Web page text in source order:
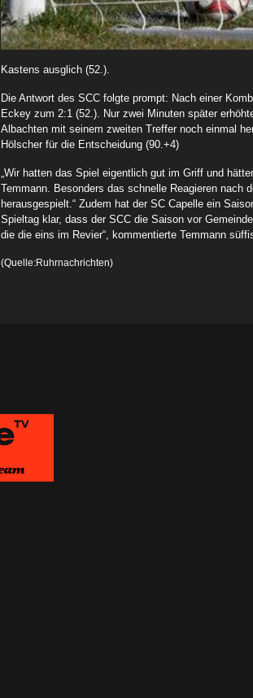
Kastens ausglich (52.).
Die Antwort des SCC folgte prompt: Nach einer
Eckey zum 2:1 (52.). Nur zwei Minuten später
Albachten mit seinem zweiten Treffer noch einmal
Hölscher für die Entscheidung (90.+4)
„Wir hatten das Spiel eigentlich gut im Griff und
Temmann. Besonders das schnelle Reagieren nach
herausgespielt.“ Zudem hat der SC Capelle ein
Spieltag klar, dass der SCC die Saison vor
die die eins im Revier“, kommentierte Temmann
(Quelle:Ruhrnachrichten)